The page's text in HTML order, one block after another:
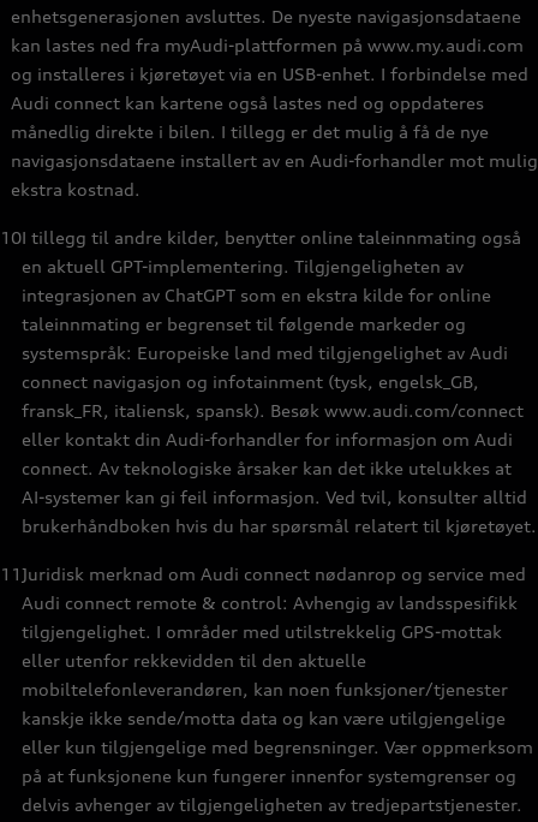
enhetsgenerasjonen avsluttes. De nyeste navigasjonsdataene
kan lastes ned fra myAudi-plattformen på www.my.audi.com
og installeres i kjøretøyet via en USB-enhet. I forbindelse med
Audi connect kan kartene også lastes ned og oppdateres
månedlig direkte i bilen. I tillegg er det mulig å få de nye
navigasjonsdataene installert av en Audi-forhandler mot mulig
ekstra kostnad.
10I tillegg til andre kilder, benytter online taleinnmating også
en aktuell GPT-implementering. Tilgjengeligheten av
integrasjonen av ChatGPT som en ekstra kilde for online
taleinnmating er begrenset til følgende markeder og
systemspråk: Europeiske land med tilgjengelighet av Audi
connect navigasjon og infotainment (tysk, engelsk_GB,
fransk_FR, italiensk, spansk). Besøk www.audi.com/connect
eller kontakt din Audi-forhandler for informasjon om Audi
connect. Av teknologiske årsaker kan det ikke utelukkes at
AI-systemer kan gi feil informasjon. Ved tvil, konsulter alltid
brukerhåndboken hvis du har spørsmål relatert til kjøretøyet.
11Juridisk merknad om Audi connect nødanrop og service med
Audi connect remote & control: Avhengig av landsspesifikk
tilgjengelighet. I områder med utilstrekkelig GPS-mottak
eller utenfor rekkevidden til den aktuelle
mobiltelefonleverandøren, kan noen funksjoner/tjenester
kanskje ikke sende/motta data og kan være utilgjengelige
eller kun tilgjengelige med begrensninger. Vær oppmerksom
på at funksjonene kun fungerer innenfor systemgrenser og
delvis avhenger av tilgjengeligheten av tredjepartstjenester.